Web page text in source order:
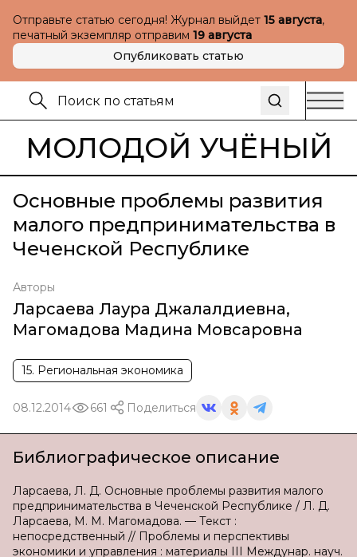
Отправьте статью сегодня! Журнал выйдет 15 августа,
печатный экземпляр отправим 19 августа
Опубликовать статью
МОЛОДОЙ УЧЁНЫЙ
Основные проблемы развития
малого предпринимательства в
Чеченской Республике
Авторы
Ларсаева Лаура Джалалдиевна,
Магомадова Мадина Мовсаровна
15. Региональная экономика
08.12.2014 661 Поделиться
Библиографическое описание
Ларсаева, Л. Д. Основные проблемы развития малого
предпринимательства в Чеченской Республике / Л. Д.
Ларсаева, М. М. Магомадова. — Текст :
непосредственный // Проблемы и перспективы
экономики и управления : материалы III Междунар. науч.